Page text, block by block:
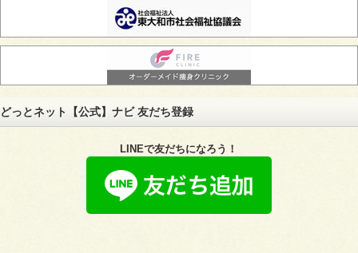
どっとネット【公式】ナビ 友だち登録
LINEで友だちになろう！